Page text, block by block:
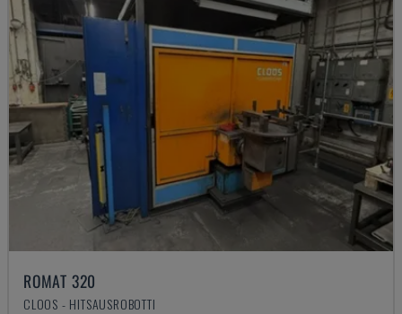
ROMAT 320
CLOOS - HITSAUSROBOTTI